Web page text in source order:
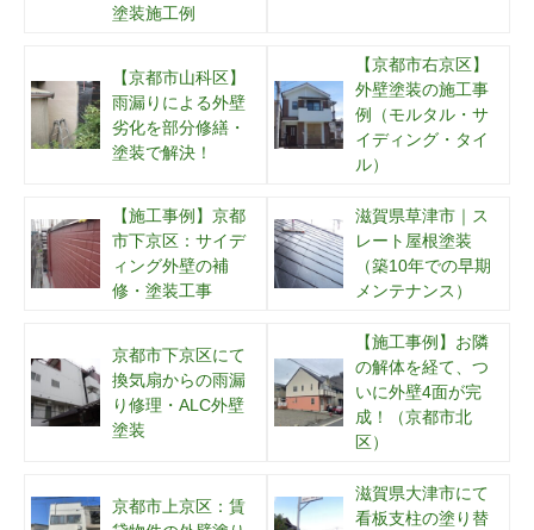
塗装施工例
【京都市山科区】
雨漏りによる外壁
劣化を部分修繕・
塗装で解決！
【京都市右京区】
外壁塗装の施工事
例（モルタル・サ
イディング・タイ
ル）
【施工事例】京都
市下京区：サイデ
ィング外壁の補
修・塗装工事
滋賀県草津市｜ス
レート屋根塗装
（築10年での早期
メンテナンス）
京都市下京区にて
換気扇からの雨漏
り修理・ALC外壁
塗装
【施工事例】お隣
の解体を経て、つ
いに外壁4面が完
成！（京都市北
区）
京都市上京区：賃
滋賀県大津市にて
看板支柱の塗り替